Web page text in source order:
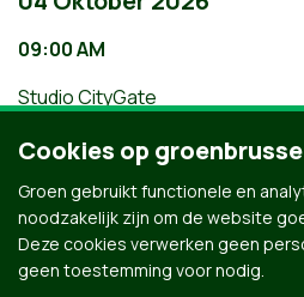
09:00 AM
Studio CityGate
Wandel mee met de
van Groen tijdens de
Cookies op
Groen gebruikt functionele en
noodzakelijk zijn om de website
Deze cookies verwerken geen
geen toestemming voor nodig.